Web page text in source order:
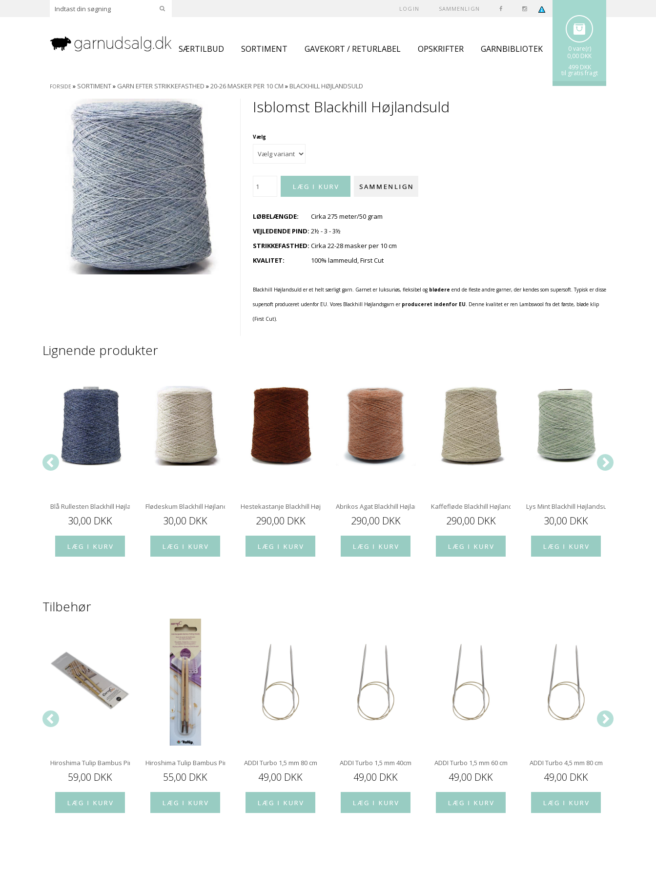
LOGIN SAMMENLIGN
0 vare(r)
0,00 DKK
499 DKK
til gratis fragt
SÆRTILBUD SORTIMENT GAVEKORT / RETURLABEL OPSKRIFTER GARNBIBLIOTEK
FORSIDE » SORTIMENT» GARN EFTER STRIKKEFASTHED »20-26 MASKER PER 10 CM » BLACKHILL HØJLANDSULD
Isblomst Blackhill Højlandsuld
Vælg
LØBELÆNGDE:
VEJLEDENDE PIND:
STRIKKEFASTHED:
KVALITET:
Cirka 275 meter/50 gram
2½ - 3 - 3½
Cirka 22-28 masker per 10 cm
100% lammeuld, First Cut
Blackhill Højlandsuld er et helt særligt garn. Garnet er luksuriøs, fleksibel og blødere end de fleste andre garner, der kendes som supersoft. Typisk er disse
supersoft produceret udenfor EU. Vores Blackhill Højlandsgarn er produceret indenfor EU. Denne kvalitet er ren Lambswool fra det første, bløde klip
(First Cut).
Lignende produkter
HøjlandsuldBlå Rullesten Blackhill Højlandsuld
30,00 DKK
Flødeskum Blackhill Højlandsuld
30,00 DKK
Hestekastanje Blackhill Højlandsuld
290,00 DKK
Abrikos Agat Blackhill Højlandsuld
290,00 DKK
Kaffefløde Blackhill Højlandsuld
290,00 DKK
Lys Mint Blackhill Højlandsuld
30,00 DKK
Tilbehør
Hiroshima Tulip Bambus Pindespids 12 cm
59,00 DKK
Hiroshima Tulip Bambus Pindespids 10 cm
55,00 DKK
ADDI Turbo 1,5 mm 80 cm
49,00 DKK
ADDI Turbo 1,5 mm 40cm
49,00 DKK
ADDI Turbo 1,5 mm 60 cm
49,00 DKK
ADDI Turbo 4,5 mm 80 cm
49,00 DKK